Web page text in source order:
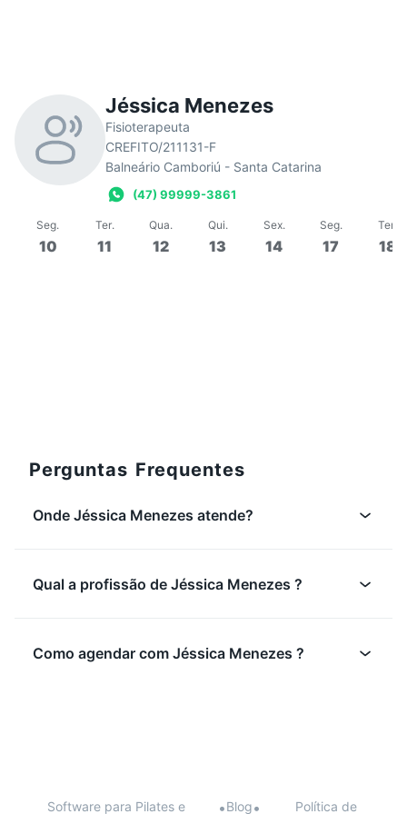
Jéssica Menezes
Fisioterapeuta
CREFITO/211131-F
Balneário Camboriú - Santa Catarina
(47) 99999-3861
Seg.
10
Ter.
11
Qua.
12
Qui.
13
Sex.
14
Seg.
17
Ter
18
Perguntas Frequentes
Onde Jéssica Menezes atende?
Qual a profissão de Jéssica Menezes ?
Como agendar com Jéssica Menezes ?
Software para Pilates e •Blog• Política de